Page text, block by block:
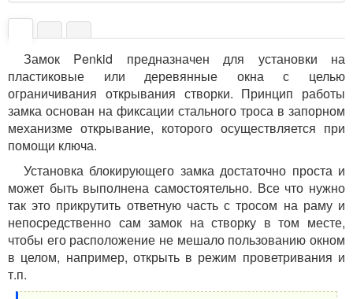
Замок Penkid предназначен для установки на
пластиковые или деревянные окна с целью
ограничивания открывания створки. Принцип работы
замка основан на фиксации стального троса в запорном
механизме открывание, которого осуществляется при
помощи ключа.
Установка блокирующего замка достаточно проста и
может быть выполнена самостоятельно. Все что нужно
так это прикрутить ответную часть с тросом на раму и
непосредственно сам замок на створку в том месте,
чтобы его расположение не мешало пользованию окном
в целом, например, открыть в режим проветривания и
т.п.